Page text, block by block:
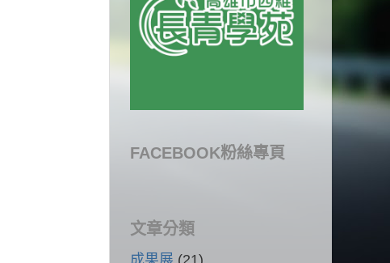
FACEBOOK粉絲專頁
文章分類
成果展 (21)